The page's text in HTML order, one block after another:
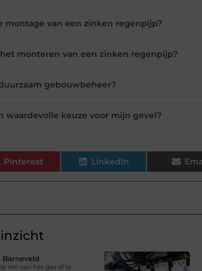
montage van een zinken regenpijp?
monteren van een zinken regenpijp?
gebouwbeheer?
waardevolle keuze voor mijn gevel?
Pinterest LinkedIn
om van het gas af te